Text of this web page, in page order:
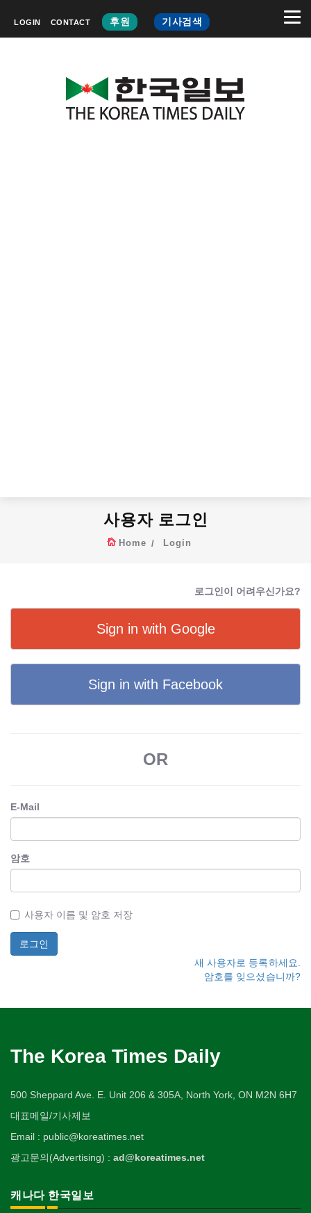
LOGIN CONTACT 후원 기사검색
사용자 로그인
Home Login
로그인이 어려우신가요?
Sign in with Google
Sign in with Facebook
OR
E-Mail
암호
사용자 이름 및 암호 저장
새 사용자로 등록하세요.
암호를 잊으셨습니까?
The Korea Times Daily
500 Sheppard Ave. E. Unit 206 & 305A, North York, ON M2N 6H7
대표메일/기사제보
Email : public@koreatimes.net
광고문의(Advertising) : ad@koreatimes.net
캐나다 한국일보